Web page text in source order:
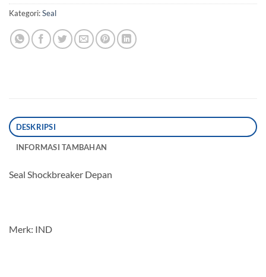
Kategori:Seal
DESKRIPSI
INFORMASI TAMBAHAN
Seal Shockbreaker Depan
Merk: IND